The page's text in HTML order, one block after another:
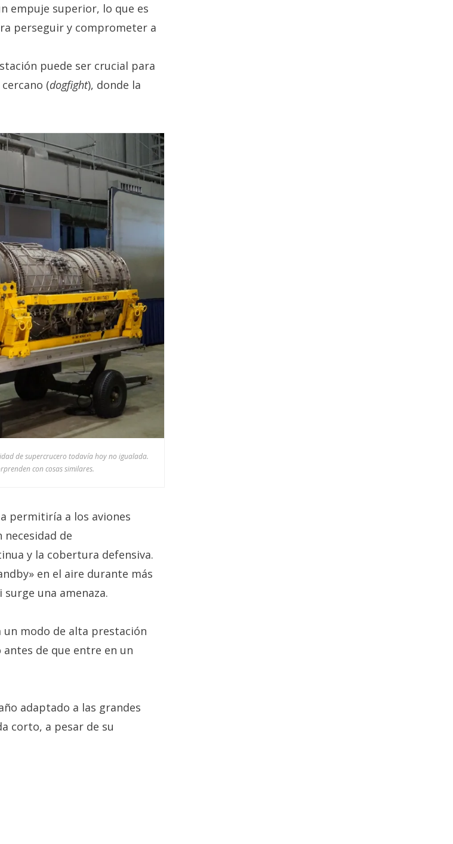
empuje superior, lo que es
perseguir y comprometer a
puede ser crucial para
(dogfight), donde la
de supercrucero todavía hoy no igualada.
con cosas similares.
permitiría a los aviones
de
y la cobertura defensiva.
en el aire durante más
una amenaza.
un modo de alta prestación
de que entre en un
adaptado a las grandes
corto, a pesar de su